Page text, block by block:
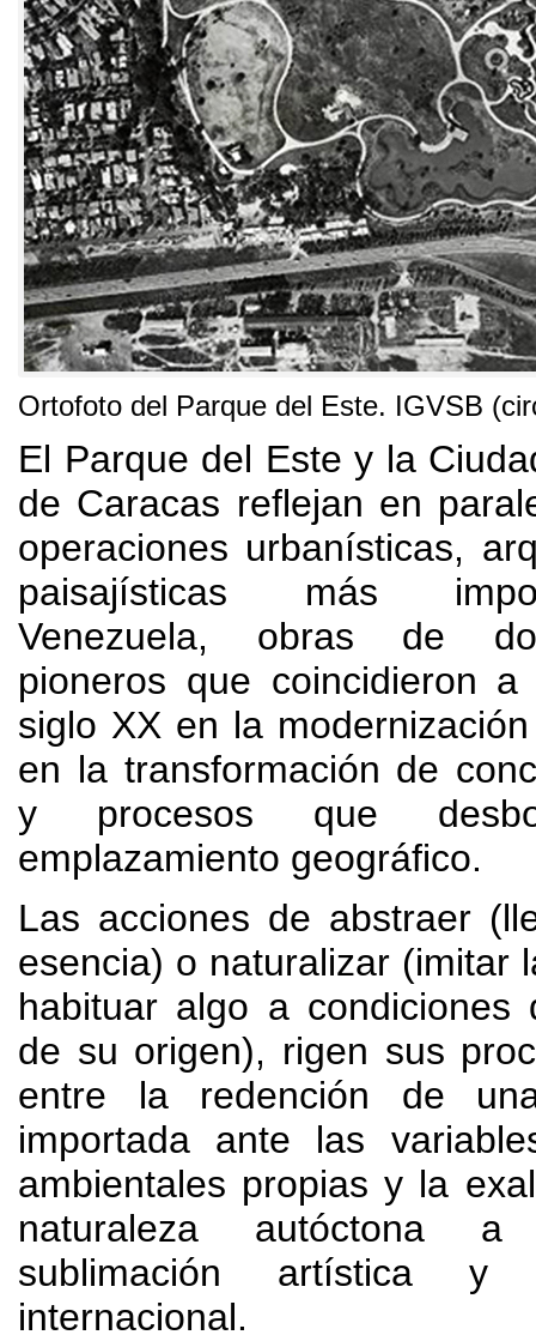
Ortofoto del Parque del Este. IGVSB (
El Parque del Este y la
de Caracas reflejan en
operaciones urbanísticas,
paisajísticas más
Venezuela, obras de
pioneros que coincidieron
siglo XX en la
en la transformación de
y procesos que
emplazamiento geográfico.
Las acciones de abstraer (
esencia) o naturalizar (imitar
habituar algo a condiciones
de su origen), rigen sus
entre la redención de
importada ante las
ambientales propias y la
naturaleza autóctona
sublimación artística y
internacional.